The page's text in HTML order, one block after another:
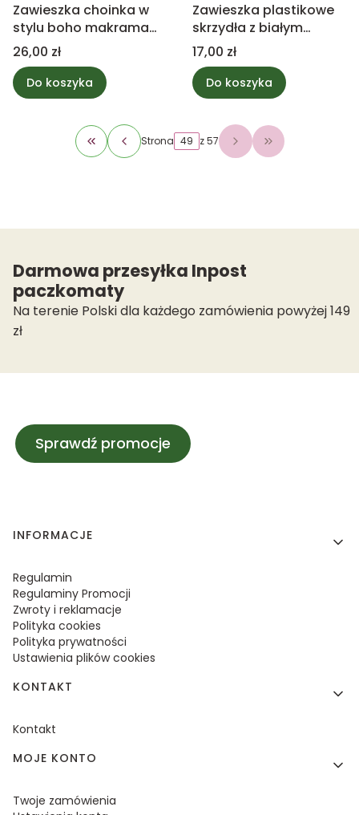
Zawieszka choinka w
stylu boho makrama
biała
Cena
26,00 zł
Do koszyka
Zawieszka plastikowe
skrzydła z białym
piórkiem
Cena
17,00 zł
Do koszyka
Wróć do pierwszej strony z produktami
Strona z 57 Przejdź do
Darmowa przesyłka Inpost
paczkomaty
Na terenie Polski dla każdego zamówienia powyżej 149
zł
Sprawdź promocje
Linki w stopce
INFORMACJE
Regulamin
Regulaminy Promocji
Zwroty i reklamacje
Polityka cookies
Polityka prywatności
Ustawienia plików cookies
KONTAKT
Kontakt
MOJE KONTO
Twoje zamówienia